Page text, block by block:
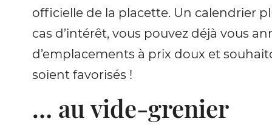
officielle de la placette. Un calendrier
cas d’intérêt, vous pouvez déjà vous
d’emplacements à prix doux et
soient favorisés !
… au vide-grenier